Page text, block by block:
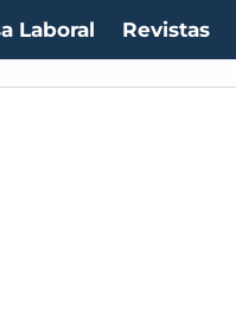
Laboral Revistas